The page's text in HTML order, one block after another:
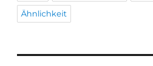
Ähnlichkeit